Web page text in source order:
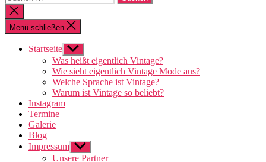
nach:
Suche
schließen
Menü schließen
Startseite Untermenü
anzeigen
Was heißt eigentlich Vintage?
Wie sieht eigentlich Vintage Mode aus?
Welche Sprache ist Vintage?
Warum ist Vintage so beliebt?
Instagram
Termine
Galerie
Blog
Impressum Untermenü
anzeigen
Unsere Partner